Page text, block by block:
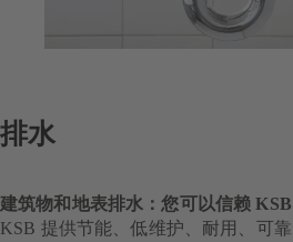
排水
建筑物和地表排水：您可以信赖
KSB 提供节能、低维护、耐用、可